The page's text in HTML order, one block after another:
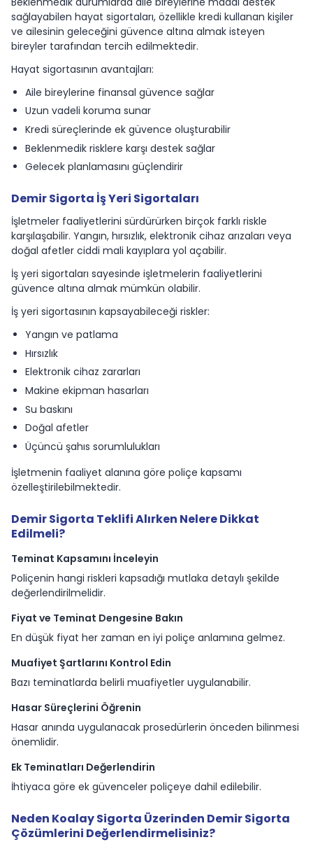
sağlayabilen hayat sigortaları, özellikle kredi kullanan kişiler
ve ailesinin geleceğini güvence altına almak isteyen
bireyler tarafından tercih edilmektedir.
Hayat sigortasının avantajları:
Aile bireylerine finansal güvence sağlar
Uzun vadeli koruma sunar
Kredi süreçlerinde ek güvence oluşturabilir
Beklenmedik risklere karşı destek sağlar
Gelecek planlamasını güçlendirir
Demir Sigorta İş Yeri Sigortaları
İşletmeler faaliyetlerini sürdürürken birçok farklı riskle
karşılaşabilir. Yangın, hırsızlık, elektronik cihaz arızaları veya
doğal afetler ciddi mali kayıplara yol açabilir.
İş yeri sigortaları sayesinde işletmelerin faaliyetlerini
güvence altına almak mümkün olabilir.
İş yeri sigortasının kapsayabileceği riskler:
Yangın ve patlama
Hırsızlık
Elektronik cihaz zararları
Makine ekipman hasarları
Su baskını
Doğal afetler
Üçüncü şahıs sorumlulukları
İşletmenin faaliyet alanına göre poliçe kapsamı
özelleştirilebilmektedir.
Demir Sigorta Teklifi Alırken Nelere Dikkat
Edilmeli?
Teminat Kapsamını İnceleyin
Poliçenin hangi riskleri kapsadığı mutlaka detaylı şekilde
değerlendirilmelidir.
Fiyat ve Teminat Dengesine Bakın
En düşük fiyat her zaman en iyi poliçe anlamına gelmez.
Muafiyet Şartlarını Kontrol Edin
Bazı teminatlarda belirli muafiyetler uygulanabilir.
Hasar Süreçlerini Öğrenin
Hasar anında uygulanacak prosedürlerin önceden bilinmesi
önemlidir.
Ek Teminatları Değerlendirin
İhtiyaca göre ek güvenceler poliçeye dahil edilebilir.
Neden Koalay Sigorta Üzerinden Demir Sigorta
Çözümlerini Değerlendirmelisiniz?